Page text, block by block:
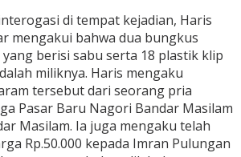
di tempat kejadian, Haris
mengakui bahwa dua bungkus
berisi sabu serta 18 plastik klip
miliknya. Haris mengaku
tersebut dari seorang pria
Pasar Baru Nagori Bandar Masilam
Masilam. Ia juga mengaku telah
Rp.50.000 kepada Imran Pulungan